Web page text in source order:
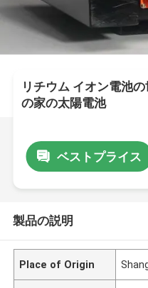
リチウム イオン電池
の家の太陽電池
ベストプライス
製品の説明
Place of Origin